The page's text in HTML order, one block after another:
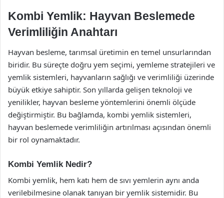
Kombi Yemlik: Hayvan Beslemede
Verimliliğin Anahtarı
Hayvan besleme, tarımsal üretimin en temel unsurlarından
biridir. Bu süreçte doğru yem seçimi, yemleme stratejileri ve
yemlik sistemleri, hayvanların sağlığı ve verimliliği üzerinde
büyük etkiye sahiptir. Son yıllarda gelişen teknoloji ve
yenilikler, hayvan besleme yöntemlerini önemli ölçüde
değiştirmiştir. Bu bağlamda, kombi yemlik sistemleri,
hayvan beslemede verimliliğin artırılması açısından önemli
bir rol oynamaktadır.
Kombi Yemlik Nedir?
Kombi yemlik, hem katı hem de sıvı yemlerin aynı anda
verilebilmesine olanak tanıyan bir yemlik sistemidir. Bu